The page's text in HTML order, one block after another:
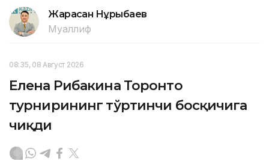
Жарасқан Нұрыбаев
Муаллиф
08:35, 08 Август 2026
Елена Рибакина Торонто
турнирининг тўртинчи босқичига
чиқди